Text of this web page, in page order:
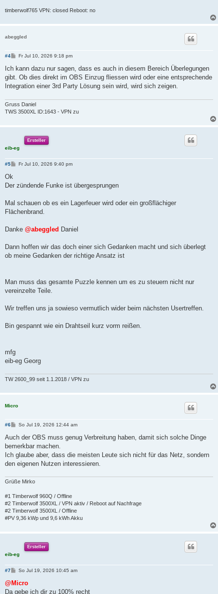
timberwolf765 VPN: closed Reboot: no
abeggled
#4
B
i
r
a
g
Fr Jul 10, 2026 9:18 pm
Ich kann dazu nur sagen, dass es auch in diesem Bereich Überlegungen
gibt. Ob dies direkt im OBS Einzug fliessen wird oder eine entsprechende
Integration einer 3rd Party Lösung sein wird, wird sich zeigen.
Gruss Daniel
TWS 3500XL ID:1643 - VPN zu
Ersteller
eib-eg
#5
B
r
Fr Jul 10, 2026 9:40 pm
Ok
Der zündende Funke ist übergesprungen
Mal schauen ob es ein Lagerfeuer wird oder ein großflächiger
Flächenbrand.
Danke @abeggled Daniel
Dann hoffen wir das doch einer sich Gedanken macht und sich überlegt
ob meine Gedanken der richtige Ansatz ist
Man muss das gesamte Puzzle kennen um es zu steuern nicht nur
vereinzelte Teile.
Wir treffen uns ja sowieso vermutlich wider beim nächsten Usertreffen.
Bin gespannt wie ein Drahtseil kurz vorm reißen.
mfg
eib-eg Georg
TW 2600_99 seit 1.1.2018 / VPN zu
Micro
#6
B
i
r
a
g
So Jul 19, 2026 12:44 am
Auch der OBS muss genug Verbreitung haben, damit sich solche Dinge
bemerkbar machen.
Ich glaube aber, dass die meisten Leute sich nicht für das Netz, sondern
den eigenen Nutzen interessieren.
Grüße Mirko
#1 Timberwolf 960Q / Offline
#2 Timberwolf 3500XL / VPN aktiv / Reboot auf Nachfrage
#2 Timberwolf 3500XL / Offline
#PV 9,36 kWp und 9,6 kWh Akku
Ersteller
eib-eg
#7
B
i
So Jul 19, 2026 10:45 am
@Micro
Da gebe ich dir zu 100% recht